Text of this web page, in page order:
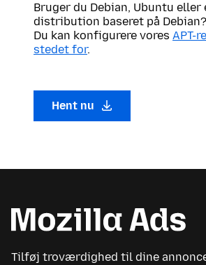
Bruger du Debian, Ubuntu eller
distribution baseret på Debian?
Du kan konfigurere vores APT-
stedet for.
Hent nu
Tilføj troværdighed til dine